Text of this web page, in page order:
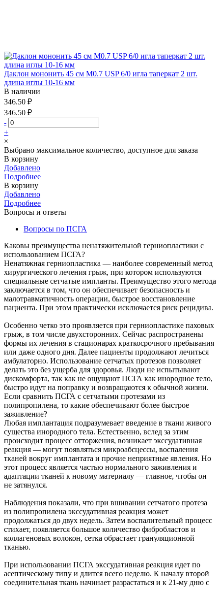
Даклон мононить 45 см М0.7 USP 6/0 игла таперкат 2 шт.
длина иглы 10-16 мм
В наличии
346.50 ₽
346.50 ₽
-
+
×
Выбрано максимальное количество, доступное для заказа
В корзину
Добавлено
Подробнее
В корзину
Добавлено
Подробнее
Вопросы и ответы
Вопросы по ПСГА
Каковы преимущества ненатяжительной герниопластики с
использованием ПСГА?
Ненатяжная герниопластика — наиболее современный метод
хирургического лечения грыж, при котором используются
специальные сетчатые импланты. Преимущество этого метода
заключается в том, что он обеспечивает безопасность и
малотравматичность операции, быстрое восстановление
пациента. При этом практически исключается риск рецидива.
Особенно четко это проявляется при герниопластике паховых
грыж, в том числе двухсторонних. Сейчас распространены
формы их лечения в стационарах краткосрочного пребывания
или даже одного дня. Далее пациенты продолжают лечиться
амбулаторно. Использование сетчатых протезов позволяет
делать это без ущерба для здоровья. Люди не испытывают
дискомфорта, так как не ощущают ПСГА как инородное тело,
быстро идут на поправку и возвращаются к обычной жизни.
Если сравнить ПСГА с сетчатыми протезами из
полипропилена, то какие обеспечивают более быстрое
заживление?
Любая имплантация подразумевает введение в ткани живого
существа инородного тела. Естественно, вслед за этим
происходит процесс отторжения, возникает экссудативная
реакция — могут появляться микроабсцессы, воспаления
тканей вокруг имплантата и прочие неприятные явления. Но
этот процесс является частью нормального заживления и
адаптации тканей к новому материалу — главное, чтобы он
не затянулся.
Наблюдения показали, что при вшивании сетчатого протеза
из полипропилена экссудативная реакция может
продолжаться до двух недель. Затем воспалительный процесс
стихает, появляется большое количество фибробластов и
коллагеновых волокон, сетка обрастает грануляционной
тканью.
При использовании ПСГА экссудативная реакция идет по
асептическому типу и длится всего неделю. К началу второй
соединительная ткань начинает разрастаться и к 21-му дню с